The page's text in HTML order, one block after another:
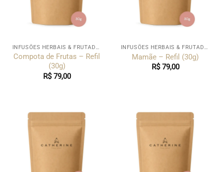
INFUSÕES HERBAIS & FRUTADAS
Compota de Frutas – Refil
(30g)
R$79,00
INFUSÕES HERBAIS & FRUTADAS
Mamãe – Refil (30g)
R$79,00